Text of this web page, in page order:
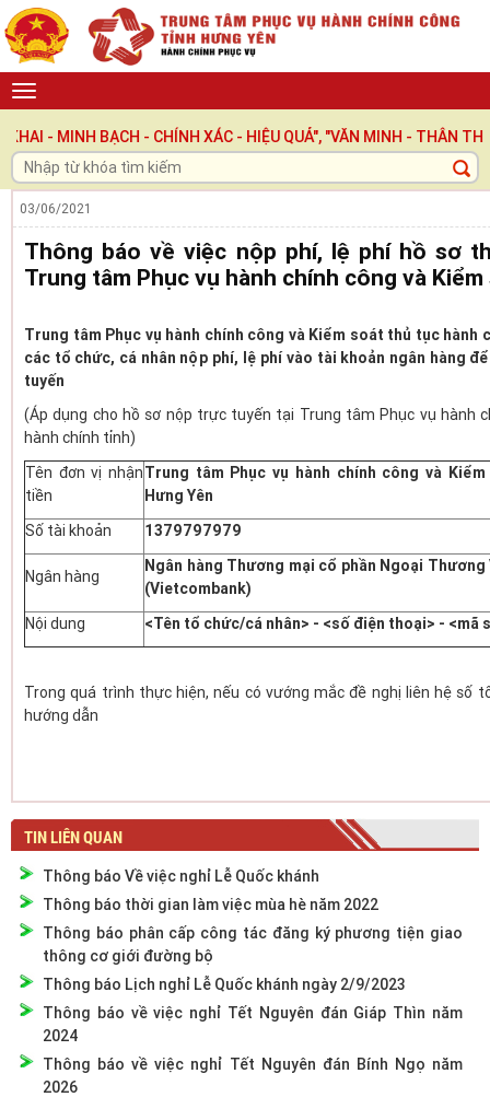
BẠCH - CHÍNH XÁC - HIỆU QUẢ", "VĂN MINH - THÂN THIỆN -
03/06/2021
Thông báo về việc nộp phí, lệ phí hồ sơ
Trung tâm Phục vụ hành chính công và
Trung tâm Phục vụ hành chính công và Kiểm soát thủ tục hành
các tổ chức, cá nhân nộp phí, lệ phí vào tài khoản ngân hàng
tuyến
(Áp dụng cho hồ sơ nộp trực tuyến tại Trung tâm Phục vụ hành
hành chính tỉnh)
Tên đơn vị nhận
tiền
Trung tâm Phục vụ hành chính công và
Hưng Yên
Số tài khoản
1379797979
Ngân hàng
Ngân hàng Thương mại cổ phần Ngoại Thương
(Vietcombank)
Nội dung
<Tên tổ chức/cá nhân> - <số điện thoại> - <mã
Trong quá trình thực hiện, nếu có vướng mắc đề nghị liên hệ số
hướng dẫn
TIN LIÊN QUAN
Thông báo Về việc nghỉ Lễ Quốc khánh
Thông báo thời gian làm việc mùa hè năm 2022
Thông báo phân cấp công tác đăng ký phương tiện giao
thông cơ giới đường bộ
Thông báo Lịch nghỉ Lễ Quốc khánh ngày 2/9/2023
Thông báo về việc nghỉ Tết Nguyên đán Giáp Thìn năm
2024
Thông báo về việc nghỉ Tết Nguyên đán Bính Ngọ năm
2026